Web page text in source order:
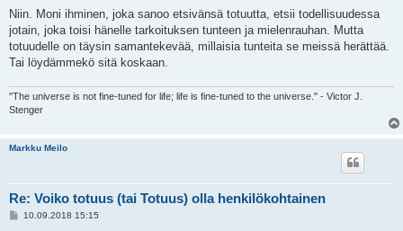
Niin. Moni ihminen, joka sanoo etsivänsä totuutta, etsii todellisuudessa
jotain, joka toisi hänelle tarkoituksen tunteen ja mielenrauhan. Mutta
totuudelle on täysin samantekevää, millaisia tunteita se meissä herättää.
Tai löydämmekö sitä koskaan.
"The universe is not fine-tuned for life; life is fine-tuned to the universe." - Victor J.
Stenger
Markku Meilo
Re: Voiko totuus (tai Totuus) olla henkilökohtainen
V10.09.2018 15:15